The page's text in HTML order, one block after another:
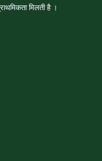
मिलती है ।